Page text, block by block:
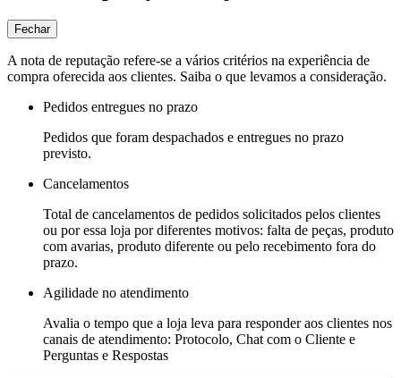
Fechar
A nota de reputação refere-se a vários critérios na experiência de
compra oferecida aos clientes. Saiba o que levamos a consideração.
Pedidos entregues no prazo
Pedidos que foram despachados e entregues no prazo
previsto.
Cancelamentos
Total de cancelamentos de pedidos solicitados pelos clientes
ou por essa loja por diferentes motivos: falta de peças, produto
com avarias, produto diferente ou pelo recebimento fora do
prazo.
Agilidade no atendimento
Avalia o tempo que a loja leva para responder aos clientes nos
canais de atendimento: Protocolo, Chat com o Cliente e
Perguntas e Respostas